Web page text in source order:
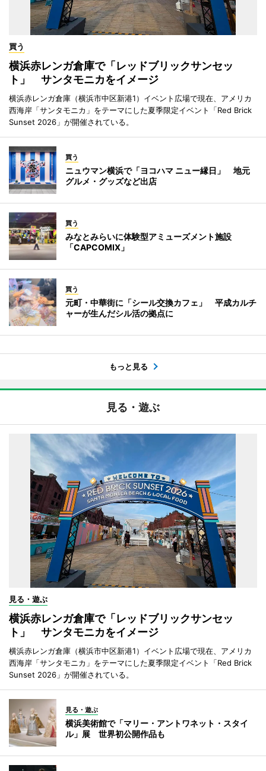
買う
横浜赤レンガ倉庫で「レッドブリックサンセッ
ト」 サンタモニカをイメージ
横浜赤レンガ倉庫（横浜市中区新港1）イベント広場で現在、アメリカ
西海岸「サンタモニカ」をテーマにした夏季限定イベント「Red Brick
Sunset 2026」が開催されている。
買う
ニュウマン横浜で「ヨコハマ ニュー縁日」 地元
グルメ・グッズなど出店
買う
みなとみらいに体験型アミューズメント施設
「CAPCOMIX」
買う
元町・中華街に「シール交換カフェ」 平成カルチ
ャーが生んだシル活の拠点に
もっと見る
見る・遊ぶ
見る・遊ぶ
横浜赤レンガ倉庫で「レッドブリックサンセッ
ト」 サンタモニカをイメージ
横浜赤レンガ倉庫（横浜市中区新港1）イベント広場で現在、アメリカ
西海岸「サンタモニカ」をテーマにした夏季限定イベント「Red Brick
Sunset 2026」が開催されている。
見る・遊ぶ
横浜美術館で「マリー・アントワネット・スタイ
ル」展 世界初公開作品も